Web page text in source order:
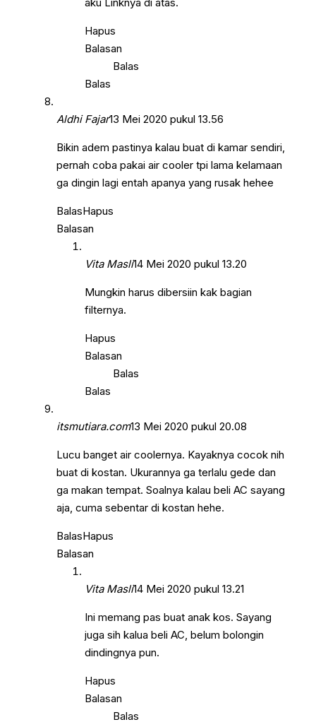
aku Linknya di atas.
Hapus
Balasan
Balas
Balas
Aldhi Fajar13 Mei 2020 pukul 13.56
Bikin adem pastinya kalau buat di kamar sendiri,
pernah coba pakai air cooler tpi lama kelamaan
ga dingin lagi entah apanya yang rusak hehee
BalasHapus
Balasan
Vita Masli14 Mei 2020 pukul 13.20
Mungkin harus dibersiin kak bagian
filternya.
Hapus
Balasan
Balas
Balas
itsmutiara.com13 Mei 2020 pukul 20.08
Lucu banget air coolernya. Kayaknya cocok nih
buat di kostan. Ukurannya ga terlalu gede dan
ga makan tempat. Soalnya kalau beli AC sayang
aja, cuma sebentar di kostan hehe.
BalasHapus
Balasan
Vita Masli14 Mei 2020 pukul 13.21
Ini memang pas buat anak kos. Sayang
juga sih kalua beli AC, belum bolongin
dindingnya pun.
Hapus
Balasan
Balas